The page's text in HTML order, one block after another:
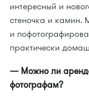
интересный и
стеночка и камин.
и
практически
— Можно ли
фотографам?